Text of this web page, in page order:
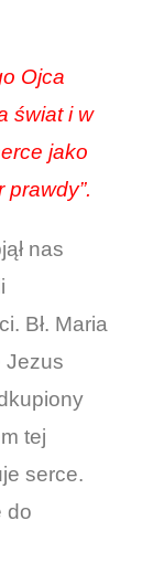
Ojca
świat i w
jako
nas
Bł. Maria
Jezus
tej
serce.
do